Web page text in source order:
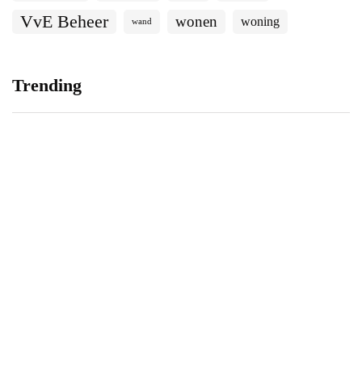
VvE Beheer
wand wonen woning
Trending